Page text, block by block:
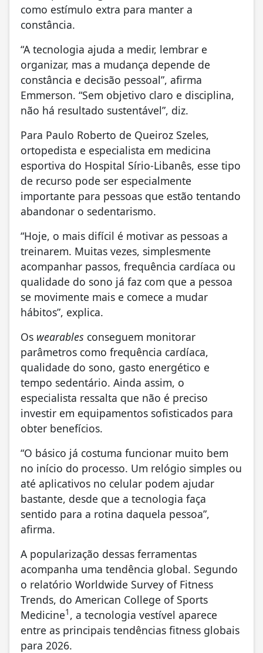
como estímulo extra para manter a
constância.
“A tecnologia ajuda a medir, lembrar e
organizar, mas a mudança depende de
constância e decisão pessoal”, afirma
Emmerson. “Sem objetivo claro e disciplina,
não há resultado sustentável”, diz.
Para Paulo Roberto de Queiroz Szeles,
ortopedista e especialista em medicina
esportiva do Hospital Sírio-Libanês, esse tipo
de recurso pode ser especialmente
importante para pessoas que estão tentando
abandonar o sedentarismo.
“Hoje, o mais difícil é motivar as pessoas a
treinarem. Muitas vezes, simplesmente
acompanhar passos, frequência cardíaca ou
qualidade do sono já faz com que a pessoa
se movimente mais e comece a mudar
hábitos”, explica.
Os wearables conseguem monitorar
parâmetros como frequência cardíaca,
qualidade do sono, gasto energético e
tempo sedentário. Ainda assim, o
especialista ressalta que não é preciso
investir em equipamentos sofisticados para
obter benefícios.
“O básico já costuma funcionar muito bem
no início do processo. Um relógio simples ou
até aplicativos no celular podem ajudar
bastante, desde que a tecnologia faça
sentido para a rotina daquela pessoa”,
afirma.
A popularização dessas ferramentas
acompanha uma tendência global. Segundo
o relatório Worldwide Survey of Fitness
Trends, do American College of Sports
Medicine1 , a tecnologia vestível aparece
entre as principais tendências fitness globais
para 2026.